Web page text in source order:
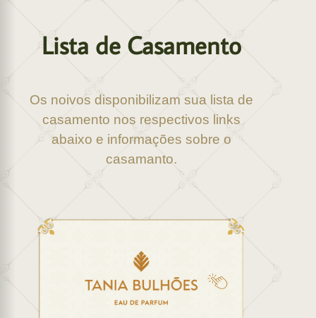
Lista de Casamento
Os noivos disponibilizam sua lista de
casamento nos respectivos links
abaixo e informações sobre o
casamanto.